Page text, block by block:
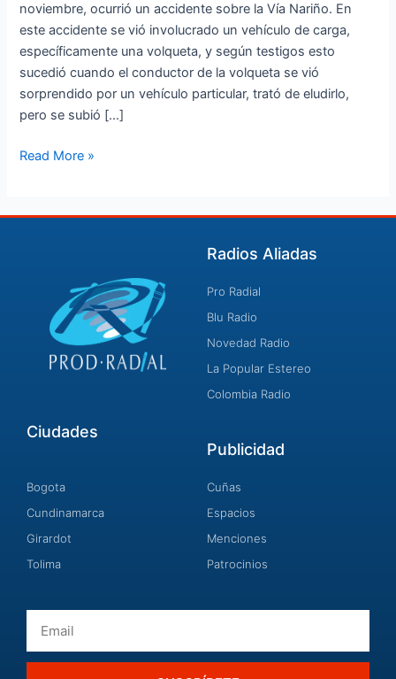
noviembre, ocurrió un accidente sobre la Vía Nariño. En
este accidente se vió involucrado un vehículo de carga,
específicamente una volqueta, y según testigos esto
sucedió cuando el conductor de la volqueta se vió
sorprendido por un vehículo particular, trató de eludirlo,
pero se subió […]
Read More »
Radios Aliadas
Pro Radial
Blu Radio
Novedad Radio
La Popular Estereo
Colombia Radio
Ciudades
Bogota
Cundinamarca
Girardot
Tolima
Publicidad
Cuñas
Espacios
Menciones
Patrocinios